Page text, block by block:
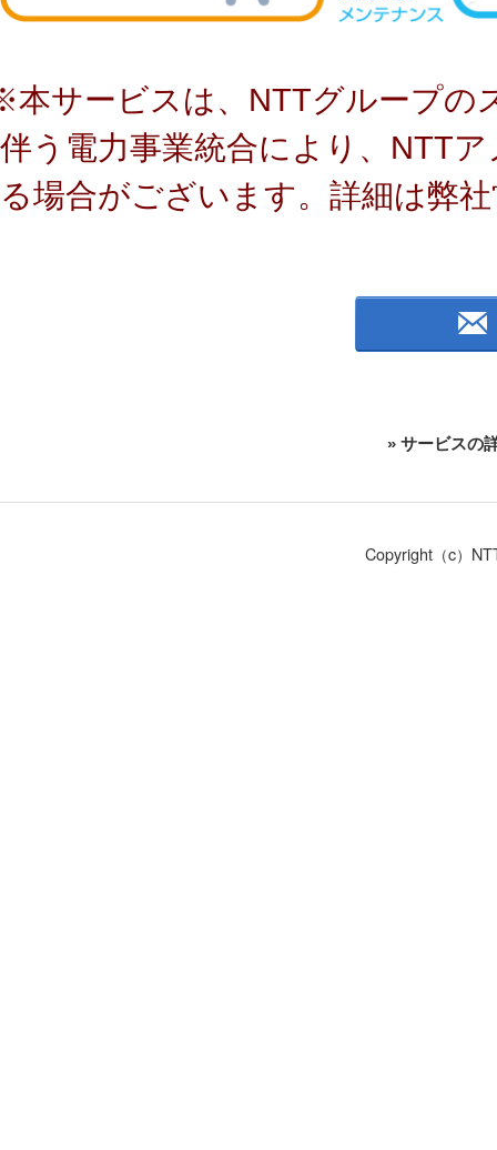
サービスは、NTTグループの
伴う電力事業統合により、NTT
る場合がございます。詳細は弊
» サービスの
Copyright（c）